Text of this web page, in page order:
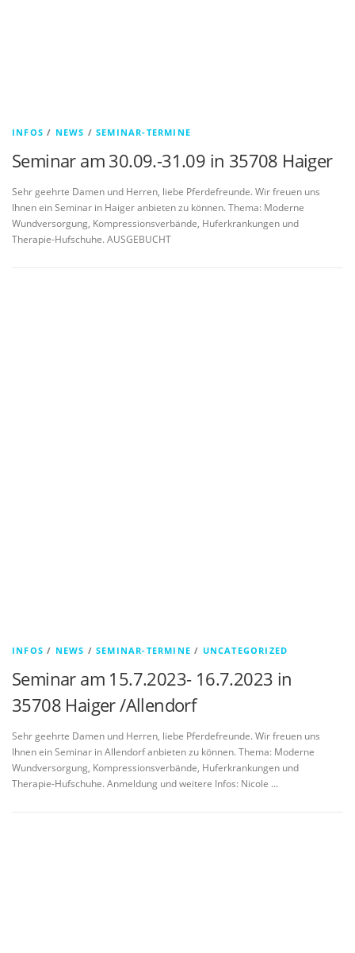
INFOS / NEWS /SEMINAR-TERMINE
Seminar am 30.09.-31.09 in 35708 Haiger
Sehr geehrte Damen und Herren, liebe Pferdefreunde. Wir freuen uns
Ihnen ein Seminar in Haiger anbieten zu können. Thema: Moderne
Wundversorgung, Kompressionsverbände, Huferkrankungen und
Therapie-Hufschuhe. AUSGEBUCHT
INFOS / NEWS /SEMINAR-TERMINE / UNCATEGORIZED
Seminar am 15.7.2023- 16.7.2023 in
35708 Haiger /Allendorf
Sehr geehrte Damen und Herren, liebe Pferdefreunde. Wir freuen uns
Ihnen ein Seminar in Allendorf anbieten zu können. Thema: Moderne
Wundversorgung, Kompressionsverbände, Huferkrankungen und
Therapie-Hufschuhe. Anmeldung und weitere Infos: Nicole …